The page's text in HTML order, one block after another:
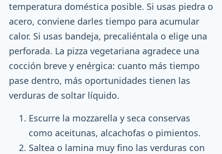
temperatura doméstica posible. Si usas piedra o
acero, conviene darles tiempo para acumular
calor. Si usas bandeja, precaliéntala o elige una
perforada. La pizza vegetariana agradece una
cocción breve y enérgica: cuanto más tiempo
pase dentro, más oportunidades tienen las
verduras de soltar líquido.
Escurre la mozzarella y seca conservas
como aceitunas, alcachofas o pimientos.
Saltea o lamina muy fino las verduras con